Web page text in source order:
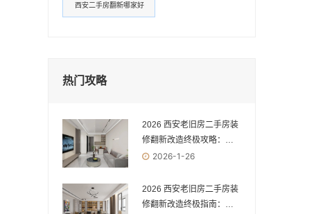
西安二手房翻新哪家好
热门攻略
2026 西安老旧房二手房装
修翻新改造终极攻略：专
业公司 vs 综合型公司，一
2026-1-26
2026 西安老旧房二手房装
修翻新改造终极指南：专